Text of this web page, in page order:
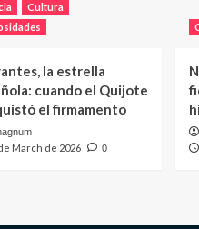
Cultura
la estrella
cuando el Quijote
el firmamento
March de 2026 0